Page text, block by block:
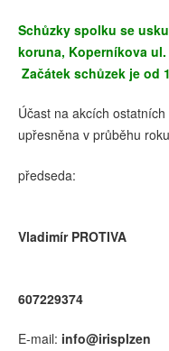
Schůzky spolku se
koruna, Koperníkova
Začátek schůzek je od
Účast na akcích
upřesněna v průběhu
předseda:
Vladimír PROTIVA
607229374
E-mail: info@irisplzen